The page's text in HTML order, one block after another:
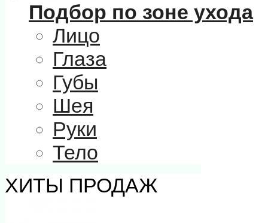
Подбор по зоне ухода
Лицо
Глаза
Губы
Шея
Руки
Тело
ХИТЫ ПРОДАЖ